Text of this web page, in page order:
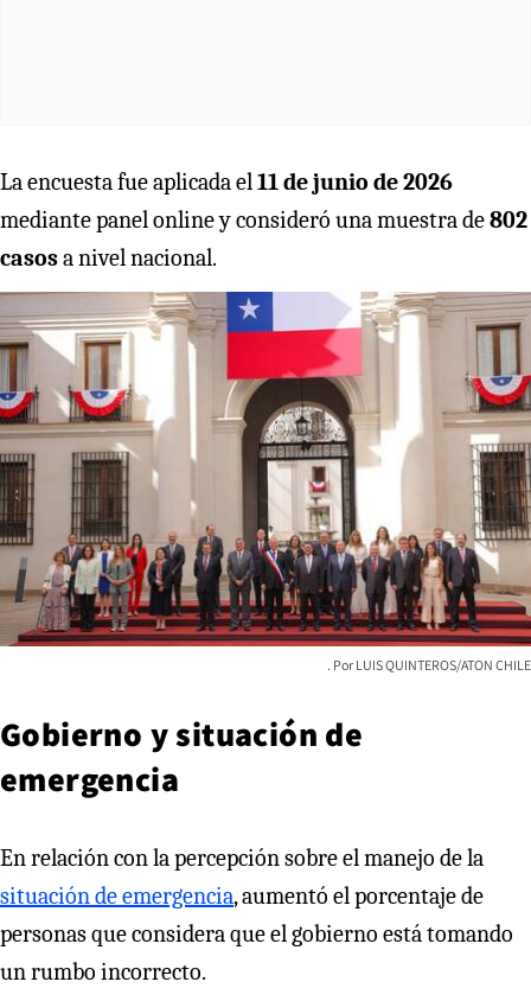
La encuesta fue aplicada el11 de junio de 2026
mediante panel online y consideró una muestra de802
casosa nivel nacional.
LUIS QUINTEROS/ATON CHILE
Gobierno y situación de
emergencia
En relación con la percepción sobre el manejo de la
situación de emergencia, aumentó el porcentaje de
personas que considera que el gobierno está tomando
un rumbo incorrecto.